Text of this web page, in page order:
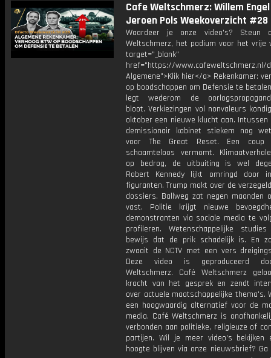
Cafe Weltschmerz: Willem
Jeroen Pols Weekoverzicht #28
Waardeer je onze video's? Steun
Weltschmerz, het podium voor het vrije
target="_blank"
href="https://www.cafeweltschmerz.nl/
Algemene">Klik hier</a> Rekenkamer:
op boodschappen om Defensie te
legt wederom de
bloot. Verkiezingen vol nonvaleurs
oktober een nieuwe klucht aan.
demissionair kabinet stiekem nog
voor The Great Reset. Een coup
schaamteloos vermomt.
op bedrog, de uitbuiting is wel
Robert Kennedy lijkt omringd door
figuranten. Trump mokt over de
dossiers. Ballweg zat negen maanden
vast. Politie krijgt nieuwe
demonstranten via sociale media te
profileren. Wetenschappelijke
bewijs dat de prik schadelijk is. En
zwaait de NCTV met een vers
Deze video is geproduceerd
Weltschmerz. Café Weltschmerz
kracht van het gesprek en zendt
over actuele maatschappelijke thema's.
een hoogwaardig alternatief voor de
media. Café Weltschmerz is
verbonden aan politieke, religieuze of
partijen. Wil je meer video's bekijken
hoogte blijven via onze nieuwsbrief? Ga